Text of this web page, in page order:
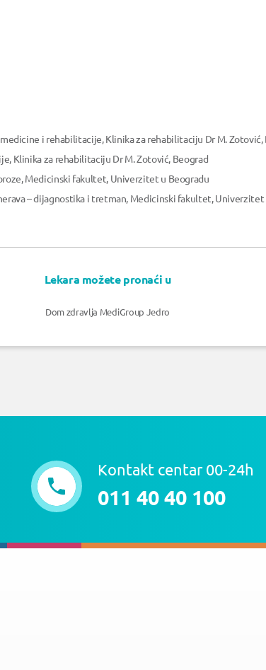
i rehabilitacije, Klinika za rehabilitaciju Dr M. Zotović,
Klinika za rehabilitaciju Dr M. Zotović, Beograd
Medicinski fakultet, Univerzitet u Beogradu
– dijagnostika i tretman, Medicinski fakultet, Univerzitet
Lekara možete pronaći u
Dom zdravlja MediGroup Jedro
Kontakt centar 00-24h
011 40 40 100